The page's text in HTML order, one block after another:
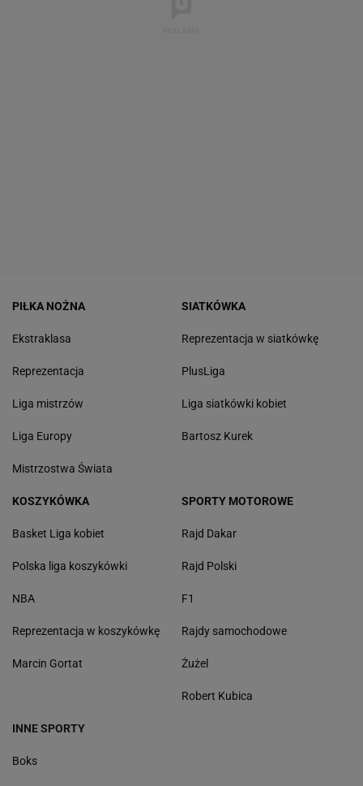
PIŁKA NOŻNA
Ekstraklasa
Reprezentacja
Liga mistrzów
Liga Europy
Mistrzostwa Świata
SIATKÓWKA
Reprezentacja w siatkówkę
PlusLiga
Liga siatkówki kobiet
Bartosz Kurek
KOSZYKÓWKA
Basket Liga kobiet
Polska liga koszykówki
NBA
Reprezentacja w koszykówkę
Marcin Gortat
SPORTY MOTOROWE
Rajd Dakar
Rajd Polski
F1
Rajdy samochodowe
Żużel
Robert Kubica
INNE SPORTY
Boks